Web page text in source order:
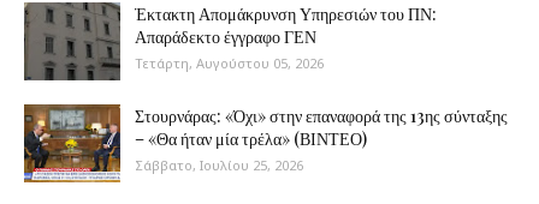
Έκτακτη Απομάκρυνση Υπηρεσιών του ΠΝ:
Απαράδεκτο έγγραφο ΓΕΝ
Τετάρτη, Αυγούστου 05, 2026
Στουρνάρας: «Όχι» στην επαναφορά της 13ης σύνταξης
– «Θα ήταν μία τρέλα» (ΒΙΝΤΕΟ)
Σάββατο, Ιουλίου 25, 2026